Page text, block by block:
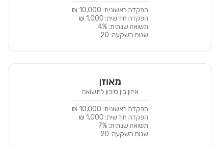
הפקדה ראשונית: 10,000
₪
הפקדה חודשית: 1,000
₪
תשואה שנתית:
4%
שנות השקעה: 20
מאוזן
איזון בין סיכון לתשואה
הפקדה ראשונית: 10,000
₪
הפקדה חודשית: 1,000
₪
תשואה שנתית:
7%
שנות השקעה: 20